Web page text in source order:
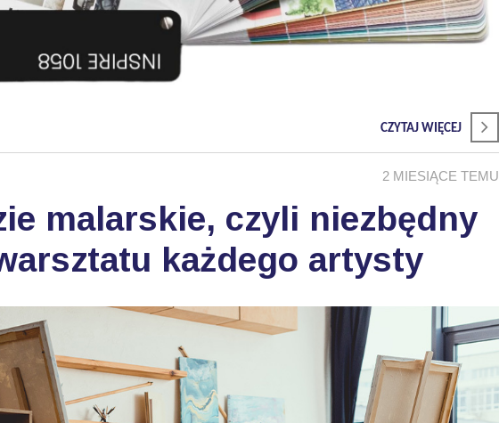
CZYTAJ WIĘCEJ
2 MIESIĄCE TEMU
malarskie, czyli niezbędny
każdego artysty